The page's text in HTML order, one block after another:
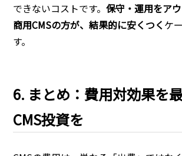
できないコストです。保守・運用をア
商用CMSの方が、結果的に安くつくケ
す。
6. まとめ：費用対効果を
CMS投資を